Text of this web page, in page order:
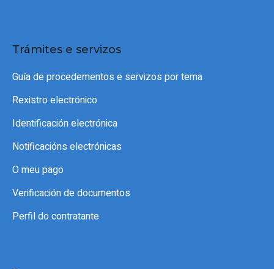
Trámites e servizos
Guía de procedementos e servizos por tema
Rexistro electrónico
Identificación electrónica
Notificacións electrónicas
O meu pago
Verificación de documentos
Perfil do contratante